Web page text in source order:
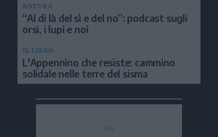
NATURA
“Al di là del sì e del no”: podcast sugli
orsi, i lupi e noi
IL LIBRO
L'Appennino che resiste: cammino
solidale nelle terre del sisma